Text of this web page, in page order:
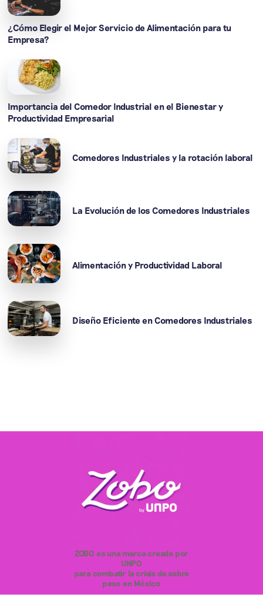
¿Cómo Elegir el Mejor Servicio de Alimentación para tu
Empresa?
Importancia del Comedor Industrial en el Bienestar y
Productividad Empresarial
Comedores Industriales y la rotación laboral
La Evolución de los Comedores Industriales
Alimentación y Productividad Laboral
Diseño Eficiente en Comedores Industriales
ZOBO es una marca creada por
UNPO
para combatir la crisis de sobre
peso en México